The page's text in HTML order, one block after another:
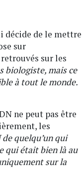
décide de le mettre
sur
sur les
biologiste, mais ce
à tout le monde.
ne peut pas être
les
quelqu’un qui
qui était bien là au
sur la